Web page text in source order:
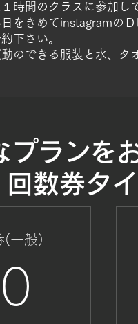
時間のクラスに参加し
をきめてinstagramの
下さい。
のできる服装と水、タ
プランを
(一般)
回数券タ